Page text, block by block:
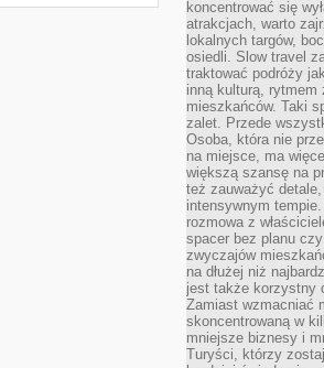
koncentrować się
atrakcjach, warto
lokalnych targów,
osiedli. Slow travel
traktować podróży
inną kulturą,
mieszkańców. Taki
zalet. Przede
Osoba, która nie
na miejsce, ma
większą szansę na
też zauważyć
intensywnym
rozmowa z
spacer bez planu
zwyczajów
na dłużej niż
jest także korzystny
Zamiast wzmacniać
skoncentrowaną w
mniejsze biznesy i
Turyści, którzy